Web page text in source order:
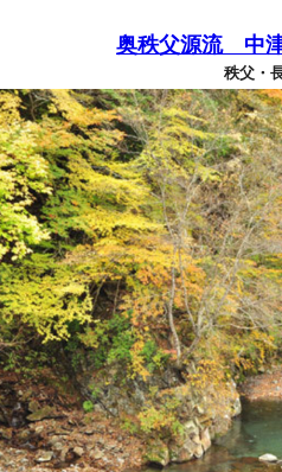
奥秩父源流 中
秩父・